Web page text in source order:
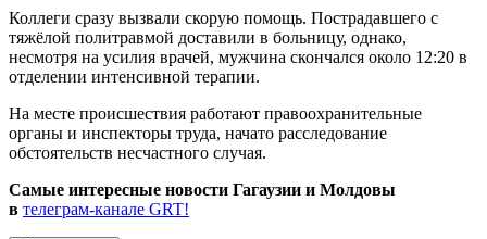
Коллеги сразу вызвали скорую помощь. Пострадавшего с
тяжёлой политравмой доставили в больницу, однако,
несмотря на усилия врачей, мужчина скончался около 12:20 в
отделении интенсивной терапии.
На месте происшествия работают правоохранительные
органы и инспекторы труда, начато расследование
обстоятельств несчастного случая.
Самые интересные новости Гагаузии и Молдовы
в телеграм-канале GRT!